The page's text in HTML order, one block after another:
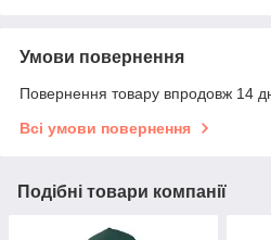
Умови повернення
Повернення товару впродовж 14
Всі умови повернення
Подібні товари компанії